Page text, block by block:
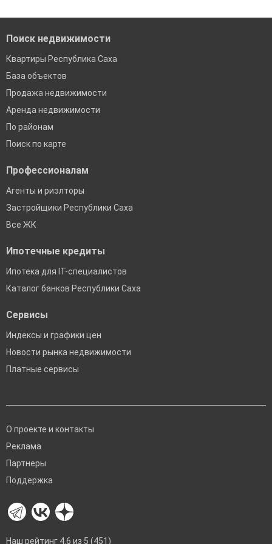
Поиск недвижимости
Квартиры Республика Саха
База объектов
Продажа недвижимости
Аренда недвижимости
По районам
Поиск по карте
Профессионалам
Агенты и риэлторы
Застройщики Республики Саха
Все ЖК
Ипотечные кредиты
Ипотека для IT-специалистов
Каталог банков Республики Саха
Сервисы
Индексы и графики цен
Новости рынка недвижимости
Платные сервисы
О проекте и контакты
Реклама
Партнеры
Поддержка
Наш рейтинг 4.6 из 5 (451)